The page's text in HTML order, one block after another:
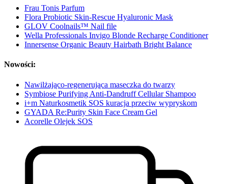
Frau Tonis Parfum
Flora Probiotic Skin-Rescue Hyaluronic Mask
GLOV Coolnails™ Nail file
Wella Professionals Invigo Blonde Recharge Conditioner
Innersense Organic Beauty Hairbath Bright Balance
Nowości:
Nawilżająco-regenerująca maseczka do twarzy
Symbiose Purifying Anti-Dandruff Cellular Shampoo
i+m Naturkosmetik SOS kuracja przeciw wypryskom
GYADA Re:Purity Skin Face Cream Gel
Acorelle Olejek SOS